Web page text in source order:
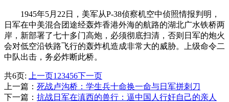
1945年5月22日，美军从P-38侦察机空中侦照情报判明，
日军在中美混合团途经轰炸香港外海的航路的湖北广水铁桥两
岸，新部署了七十多门高炮，必须彻底扫清，否则日军的炮火
会对低空沿铁路飞行的轰炸机造成非常大的威胁。上级命令二
中队出击，务必炸断此桥。
共6页: 上一页1 23456下一页
上一篇： 死战卢沟桥：学生兵十命换一命与日军拼刺刀
下一篇： 抗战日军在滇西的兽行：逼中国人行奸自己的亲人